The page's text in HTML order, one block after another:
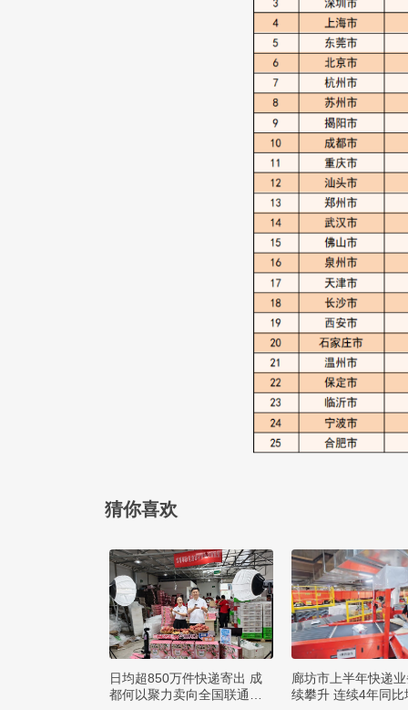
猜你喜欢
日均超850万件快递寄出 成
都何以聚力卖向全国联通全
廊坊市上半年快递
续攀升 连续4年同比